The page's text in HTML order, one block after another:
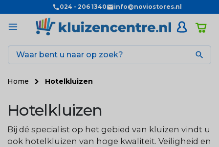
024 - 206 1340 info@noviostores.nl

Home Hotelkluizen
Hotelkluizen
Bij dé specialist op het gebied van kluizen vindt u
ook hotelkluizen van hoge kwaliteit. Veiligheid en